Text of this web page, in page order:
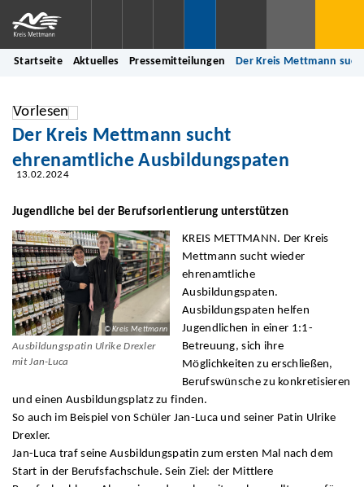
Startseite Aktuelles Pressemitteilungen Der Kreis Mettmann
Vorlesen
Der Kreis Mettmann sucht
ehrenamtliche Ausbildungspaten
13.02.2024
Jugendliche bei der Berufsorientierung unterstützen
© Kreis Mettmann
Ausbildungspatin Ulrike Drexler
mit Jan-Luca
KREIS METTMANN. Der Kreis
Mettmann sucht wieder
ehrenamtliche
Ausbildungspaten.
Ausbildungspaten helfen
Jugendlichen in einer 1:1-
Betreuung, sich ihre
Möglichkeiten zu erschließen,
Berufswünsche zu konkretisieren
und einen Ausbildungsplatz zu finden.
So auch im Beispiel von Schüler Jan-Luca und seiner Patin Ulrike
Drexler.
Jan-Luca traf seine Ausbildungspatin zum ersten Mal nach dem
Start in der Berufsfachschule. Sein Ziel: der Mittlere